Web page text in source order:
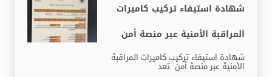
شهادة استيفاء تركيب كاميرات
المراقبة الأمنية عبر منصة أمن
شهادة استيفاء تركيب كاميرات المراقبة
الأمنية عبر منصة أمن تعد